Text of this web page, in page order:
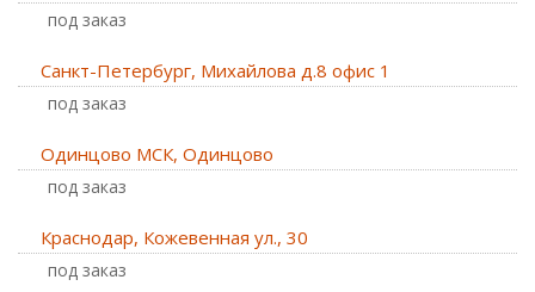
Под заказ
Санкт-Петербург, Михайлова д.8 офис 1
Под заказ
Одинцово МСК, Одинцово
Под заказ
Краснодар, Кожевенная ул., 30
Под заказ